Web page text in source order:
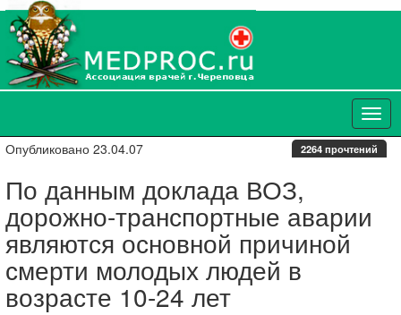
Опубликовано 23.04.07 2264 прочтений
По данным доклада ВОЗ,
дорожно-транспортные аварии
являются основной причиной
смерти молодых людей в
возрасте 10-24 лет